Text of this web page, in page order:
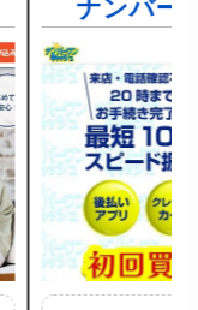
ナンバー